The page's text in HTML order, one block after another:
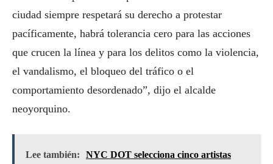
ciudad siempre respetará su derecho a protestar
pacíficamente, habrá tolerancia cero para las acciones
que crucen la línea y para los delitos como la violencia,
el vandalismo, el bloqueo del tráfico o el
comportamiento desordenado”, dijo el alcalde
neoyorquino.
Lee también:
NYC DOT selecciona cinco artistas